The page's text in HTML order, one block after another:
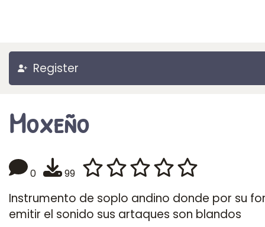
Register
Moxeño
0 99
Instrumento de soplo andino donde por su
emitir el sonido sus artaques son blandos